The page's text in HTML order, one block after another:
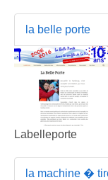
la belle porte
Labelleporte
la machine �